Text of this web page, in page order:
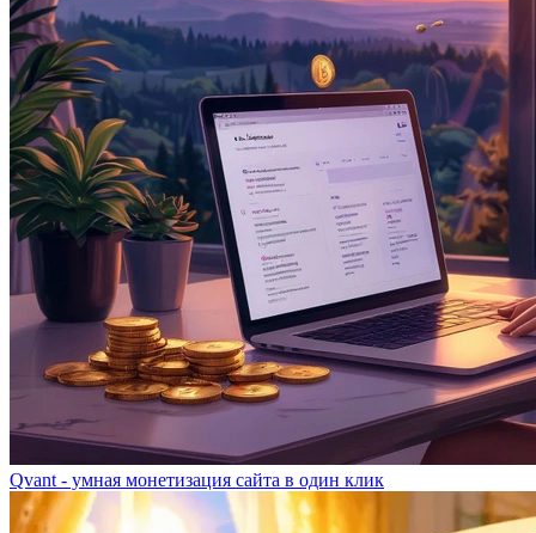
Qvant - умная монетизация сайта в один клик